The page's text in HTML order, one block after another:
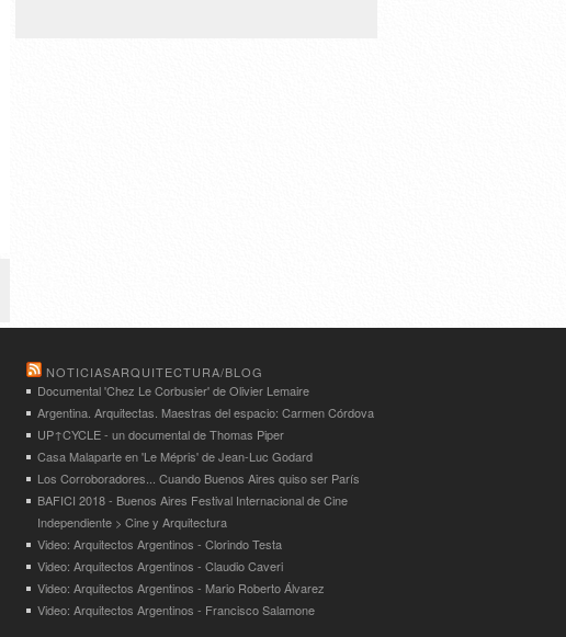
NOTICIASARQUITECTURA/BLOG
Documental 'Chez Le Corbusier' de Olivier Lemaire
Argentina. Arquitectas. Maestras del espacio: Carmen Córdova
UP↑CYCLE - un documental de Thomas Piper
Casa Malaparte en 'Le Mépris' de Jean-Luc Godard
Los Corroboradores... Cuando Buenos Aires quiso ser París
BAFICI 2018 - Buenos Aires Festival Internacional de Cine
Independiente > Cine y Arquitectura
Video: Arquitectos Argentinos - Clorindo Testa
Video: Arquitectos Argentinos - Claudio Caveri
Video: Arquitectos Argentinos - Mario Roberto Álvarez
Video: Arquitectos Argentinos - Francisco Salamone